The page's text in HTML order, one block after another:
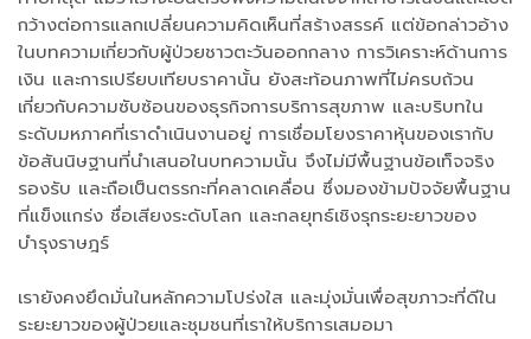
กว้างต่อการแลกเปลี่ยนความคิดเห็นที่สร้างสรรค์ แต่ข้อกล่าวอ้าง
ในบทความเกี่ยวกับผู้ป่วยชาวตะวันออกกลาง การวิเคราะห์ด้านการ
เงิน และการเปรียบเทียบราคานั้น ยังสะท้อนภาพที่ไม่ครบถ้วน
เกี่ยวกับความซับซ้อนของธุรกิจการบริการสุขภาพ และบริบทใน
ระดับมหภาคที่เราดำเนินงานอยู่ การเชื่อมโยงราคาหุ้นของเรากับ
ข้อสันนิษฐานที่นำเสนอในบทความนั้น จึงไม่มีพื้นฐานข้อเท็จจริง
รองรับ และถือเป็นตรรกะที่คลาดเคลื่อน ซึ่งมองข้ามปัจจัยพื้นฐาน
ที่แข็งแกร่ง ชื่อเสียงระดับโลก และกลยุทธ์เชิงรุกระยะยาวของ
บำรุงราษฎร์
เรายังคงยึดมั่นในหลักความโปร่งใส และมุ่งมั่นเพื่อสุขภาวะที่ดีใน
ระยะยาวของผู้ป่วยและชุมชนที่เราให้บริการเสมอมา